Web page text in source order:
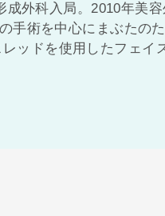
成外科入局。2010年美
手術を中心にまぶたの
ッドを使用したフェイ